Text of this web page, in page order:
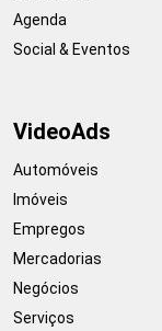
Agenda
Social & Eventos
VideoAds
Automóveis
Imóveis
Empregos
Mercadorias
Negócios
Serviços